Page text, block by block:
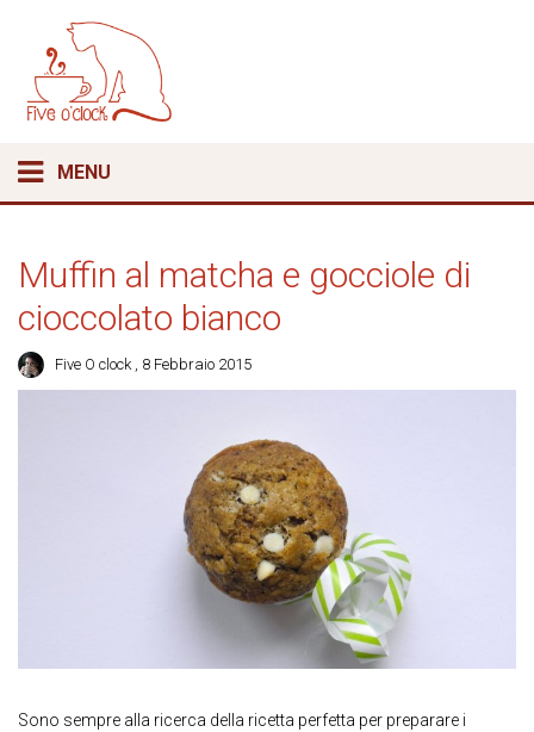
MENU
Muffin al matcha e gocciole di
cioccolato bianco
Five O clock , 8 Febbraio 2015
Sono sempre alla ricerca della ricetta perfetta per preparare i